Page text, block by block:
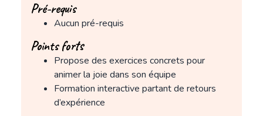
Pré-requis
Aucun pré-requis
Points forts
Propose des exercices concrets pour
animer la joie dans son équipe
Formation interactive partant de retours
d’expérience